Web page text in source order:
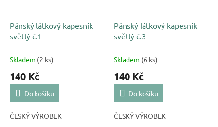
Pánský látkový kapesník
světlý č.1
Skladem (2 ks)
140 Kč
Do košíku
ČESKÝ VÝROBEK
Pánský látkový kapesník
světlý č.3
Skladem (6 ks)
140 Kč
Do košíku
ČESKÝ VÝROBEK